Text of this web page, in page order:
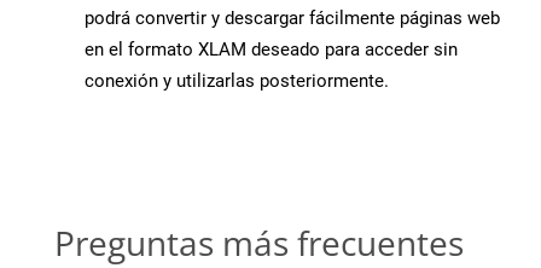
podrá convertir y descargar fácilmente páginas web
en el formato XLAM deseado para acceder sin
conexión y utilizarlas posteriormente.
Preguntas más frecuentes